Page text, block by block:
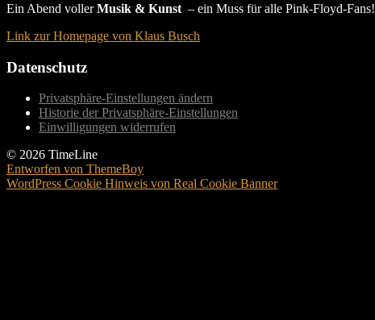
Ein Abend vollerMusik & Kunst – ein Muss für alle Pink-Floyd-Fans!
Link zur Homepage von Klaus Busch
Datenschutz
Privatsphäre-Einstellungen ändern
Historie der Privatsphäre-Einstellungen
Einwilligungen widerrufen
© 2026 TimeLine
Entworfen von ThemeBoy
WordPress Cookie Hinweis von Real Cookie Banner